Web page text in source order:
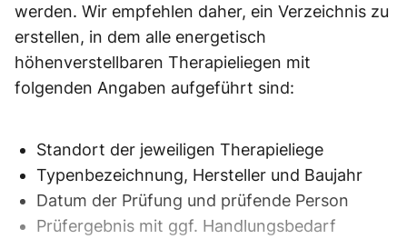
werden. Wir empfehlen daher, ein Verzeichnis zu
erstellen, in dem alle energetisch
höhenverstellbaren Therapieliegen mit
folgenden Angaben aufgeführt sind:
Standort der jeweiligen Therapieliege
Typenbezeichnung, Hersteller und Baujahr
Datum der Prüfung und prüfende Person
Prüfergebnis mit ggf. Handlungsbedarf